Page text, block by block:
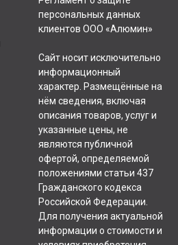
персональных данных
клиентов ООО «Алюмин»
Сайт носит исключительно
информационный
характер. Размещённые на
нём сведения, включая
описания товаров, услуг и
указанные цены, не
являются публичной
офертой, определяемой
положениями статьи 437
Гражданского кодекса
Российской Федерации.
Для получения актуальной
информации о стоимости и